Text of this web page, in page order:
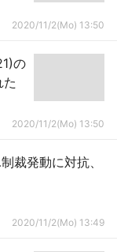
2020/11/2(Mo) 13:50
の
2020/11/2(Mo) 13:50
裁発動に対抗、
2020/11/2(Mo) 13:49